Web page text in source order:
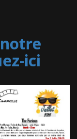
ici